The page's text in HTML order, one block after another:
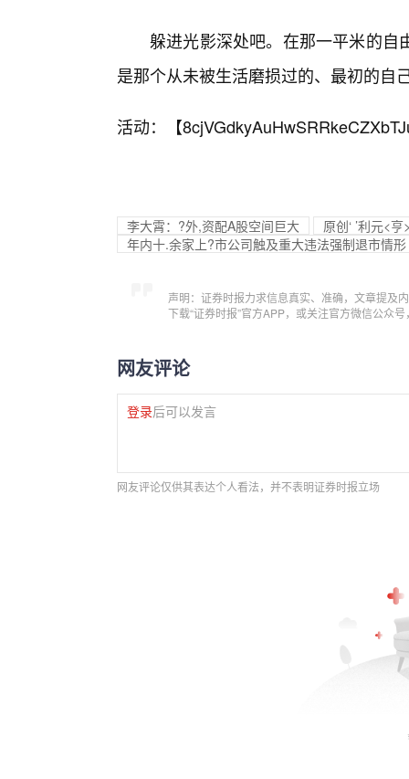
躲进光影深处吧。在那一平米的自
是那个从未被生活磨损过的、最初的自
活动：【
李大霄：?外,资配A股空间巨大
原创‘ ’利元<
年内十.余家上?市公司触及重大违法强制退市情形
声明：证券时报力求信息真实、准确，文章提及
下载“证券时报”官方APP，或关注官方微信公众
网友评论
登录后可以发言
网友评论仅供其表达个人看法，并不表明证券时报立场